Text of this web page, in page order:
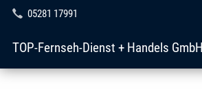
05281 17991
TOP-Fernseh-Dienst + Handels GmbH